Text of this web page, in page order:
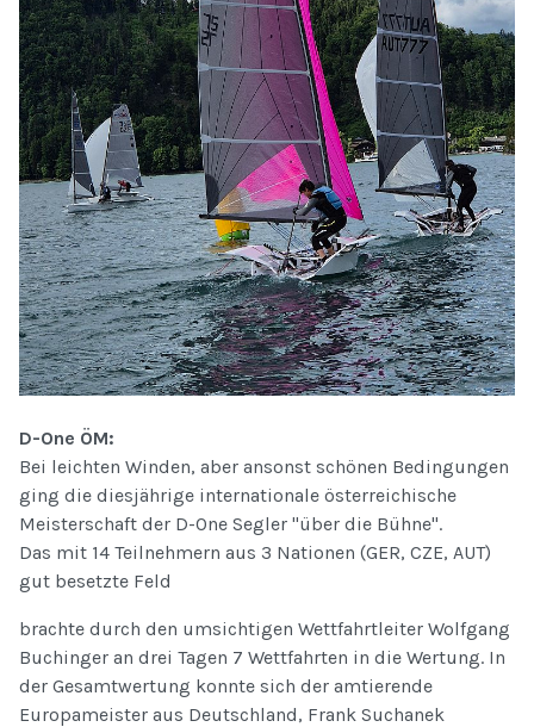
D-One ÖM:
Bei leichten Winden, aber ansonst schönen Bedingungen
ging die diesjährige internationale österreichische
Meisterschaft der D-One Segler "über die Bühne".
Das mit 14 Teilnehmern aus 3 Nationen (GER, CZE, AUT)
gut besetzte Feld
brachte durch den umsichtigen Wettfahrtleiter Wolfgang
Buchinger an drei Tagen 7 Wettfahrten in die Wertung. In
der Gesamtwertung konnte sich der amtierende
Europameister aus Deutschland, Frank Suchanek